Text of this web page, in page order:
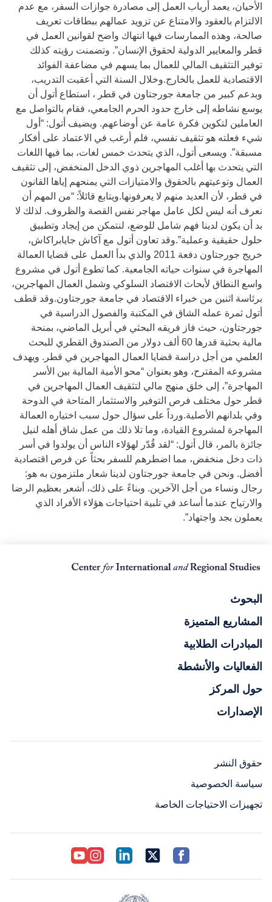
الأحيان، يعمد أرباب العمل إلى مصادرة جوازات السفر، مع عدم
الالتزام بالعقود والامتناع عن تزويد عمالهم ببطاقات تعريف
صالحة، وهذه الممارسات فيها انتهاك واضح لقوانين العمل في
قطر والمعايير الدولية لحقوق الإنسان”. وتضمنت رؤيته كذلك
توفير التثقيف المالي للعمال بما يسهم في مضاعفة الفوائد
الاقتصادية للعمل بالخارج.وخلال السنة التي أعقبت التدريب،
وبدعم كبير من جامعة جورجتاون في قطر ، استطاع أتول أن
يوسع نشاطه إلى خارج حدود الحرم الجامعي، فقام بالتواصل مع
العاملين لتكوين فكرة عامة عن أوضاعهم. ويضيف أتول: “أول
شيء فعلته هو تثقيف نفسي، فلم أرغب في الاعتماد على أفكار
مسبقة”. ويسعى أتول، الذي يتحدث خمس لغات، بما فيها اللغات
التي يتحدث بها أغلب المهاجرين ذوي الدخل المنخفض، إلى تثقيف
العمال وتوعيتهم بالحقوق والامتيازات التي يمنحهم إياها القانون
في قطر، لأن العديد منهم لا يعرفونها.ويتابع قائلاً: “من المهم أن
نعرف أنه ليس لكل عامل مهاجر نفس القصة والظروف. لذلك لا
بد أن يكون لدينا فهم شامل للوضع، لنتمكن من إيجاد وتطبيق
حلول حقيقية وعملية”.وقد تعاون أتول مع آكاش جايابراكاش،
خريج جورجتاون دفعة 2011 والذي بدأ العمل على قضايا العمالة
المهاجرة في سنوات حياته الجامعية. كما تطوع أتول في مشروع
واسع النطاق لأبحاث الاقتصاد السلوكي وشمل العمال المهاجرين،
برئاسة اثنين من خبراء الاقتصاد في جامعة جورجتاون.وقد قطف
أتول ثمرة عمله الشاق في المكتبة والفصول الدراسية في
جورجتاون، حيث فاز فريقه البحثي في أبريل الماضي، بمنحة
مالية بحثية قدرها 60 ألف دولار من الصندوق القطري للبحث
العلمي من أجل دراسة قضايا العمال المهاجرين في قطر. ويهدف
مشروعه المقترح، وهو بعنوان “محو الأمية المالية بين الأسر
المهاجرة”، إلى خلق منهج مالي لتثقيف العمال المهاجرين في
قطر حول مختلف فرص التوفير والاستثمار المتاحة في الدوحة
وفي بلدانهم الأصلية.ورداً على سؤال حول سبب اختياره العمالة
المهاجرة لمشروع القيادة، وما تلا ذلك من عمل شاق أهله لنيل
جائزة بالمر، قال أتول: “لقد قُدّر لهؤلاء الناس أن يولدوا في أسر
ذات دخل منخفض، مما اضطرهم للسفر بحثاً عن فرص اقتصادية
أفضل. ونحن في جامعة جورجتاون لدينا شعار ملتزمون به هو:
رجال ونساء من أجل الآخرين. وبناءً على ذلك، أشعر بعظيم الرضا
والارتياح عندما أساعد في تلبية احتياجات هؤلاء الأفراد الذي
يعملون بجد واجتهاد”.
البحوث
المشاريع المتميزة
المبادرات الطلابية
الفعاليات والأنشطة
حول المركز
الإصدارات
حقوق النشر
سياسة الخصوصية
تجهيزات الاحتياجات الخاصة